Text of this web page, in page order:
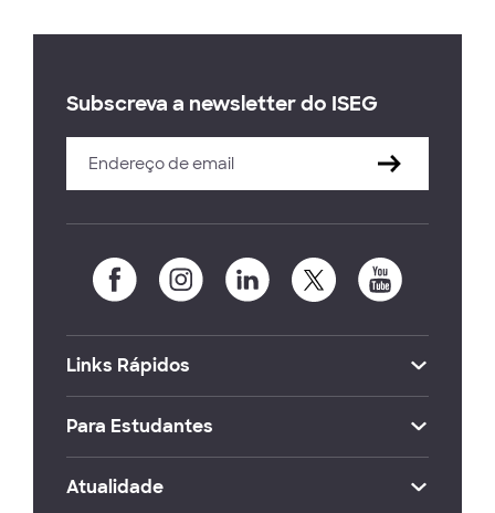
Subscreva a newsletter do ISEG
Links Rápidos
Para Estudantes
Atualidade